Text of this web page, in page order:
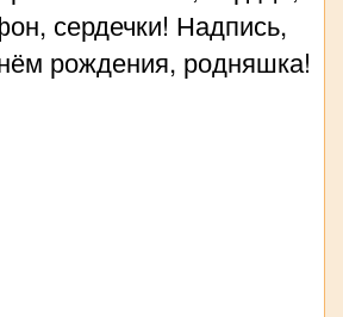
сердечки! Надпись,
рождения, родняшка!